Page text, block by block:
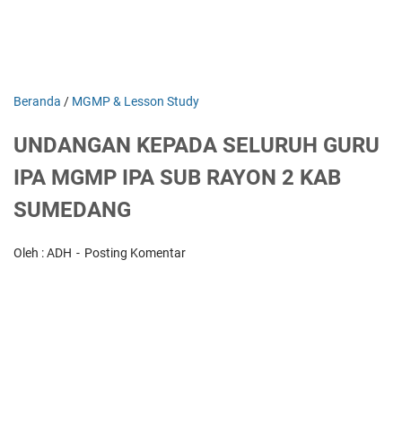
Beranda / MGMP & Lesson Study
UNDANGAN KEPADA SELURUH GURU
IPA MGMP IPA SUB RAYON 2 KAB
SUMEDANG
Oleh : ADH Posting Komentar